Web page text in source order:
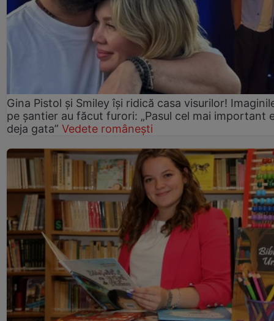
Gina Pistol și Smiley își ridică casa visurilor!
pe șantier au făcut furori: „Pasul cel mai important
deja gata” Vedete românești